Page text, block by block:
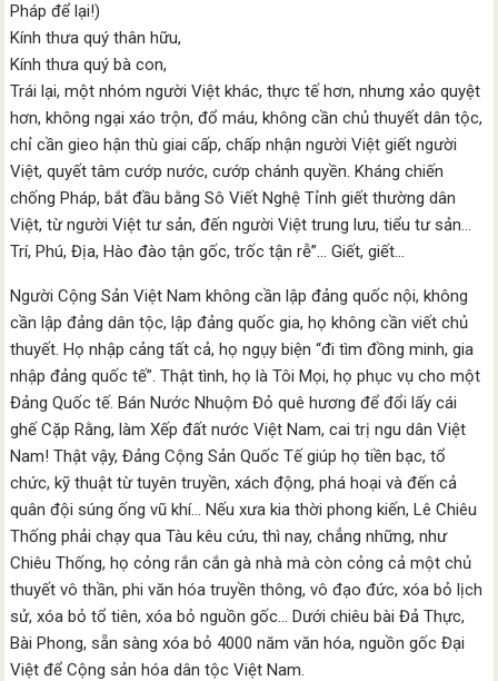
Pháp để lại!)
Kính thưa quý thân hữu,
Kính thưa quý bà con,
Trái lại, một nhóm người Việt khác, thực tế hơn, nhưng xảo quyệt
hơn, không ngại xáo trộn, đổ máu, không cần chủ thuyết dân tộc,
chỉ cần gieo hận thù giai cấp, chấp nhận người Việt giết người
Việt, quyết tâm cướp nước, cướp chánh quyền. Kháng chiến
chống Pháp, bắt đầu bằng Sô Viết Nghệ Tỉnh giết thường dân
Việt, từ người Việt tư sản, đến người Việt trung lưu, tiểu tư sản…
Trí, Phú, Địa, Hào đào tận gốc, trốc tận rễ”… Giết, giết…
Người Cộng Sản Việt Nam không cần lập đảng quốc nội, không
cần lập đảng dân tộc, lập đảng quốc gia, họ không cần viết chủ
thuyết. Họ nhập cảng tất cả, họ ngụy biện “đi tìm đồng minh, gia
nhập đảng quốc tế”. Thật tình, họ là Tôi Mọi, họ phục vụ cho một
Đảng Quốc tế. Bán Nước Nhuộm Đỏ quê hương để đổi lấy cái
ghế Cặp Rằng, làm Xếp đất nước Việt Nam, cai trị ngu dân Việt
Nam! Thật vậy, Đảng Cộng Sản Quốc Tế giúp họ tiền bạc, tổ
chức, kỹ thuật từ tuyên truyền, xách động, phá hoại và đến cả
quân đội súng ống vũ khí… Nếu xưa kia thời phong kiến, Lê Chiêu
Thống phải chạy qua Tàu kêu cứu, thì nay, chẳng những, như
Chiêu Thống, họ cỏng rắn cắn gà nhà mà còn cỏng cả một chủ
thuyết vô thần, phi văn hóa truyền thông, vô đạo đức, xóa bỏ lịch
sử, xóa bỏ tổ tiên, xóa bỏ nguồn gốc… Dưới chiêu bài Đả Thực,
Bài Phong, sẵn sàng xóa bỏ 4000 năm văn hóa, nguồn gốc Đại
Việt để Cộng sản hóa dân tộc Việt Nam.